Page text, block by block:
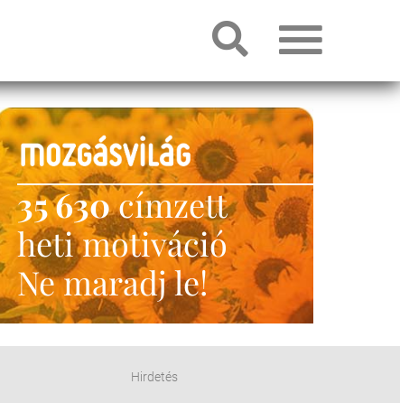
35 630címzett
heti motiváció
Ne maradj le!
Hirdetés